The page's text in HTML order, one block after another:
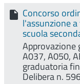
Concorso
l'assunzione
scuola
Approvazione
A037, A050,
graduatoria
Delibera n.